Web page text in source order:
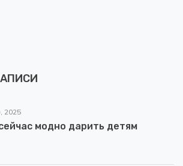
2025
модно дарить детям